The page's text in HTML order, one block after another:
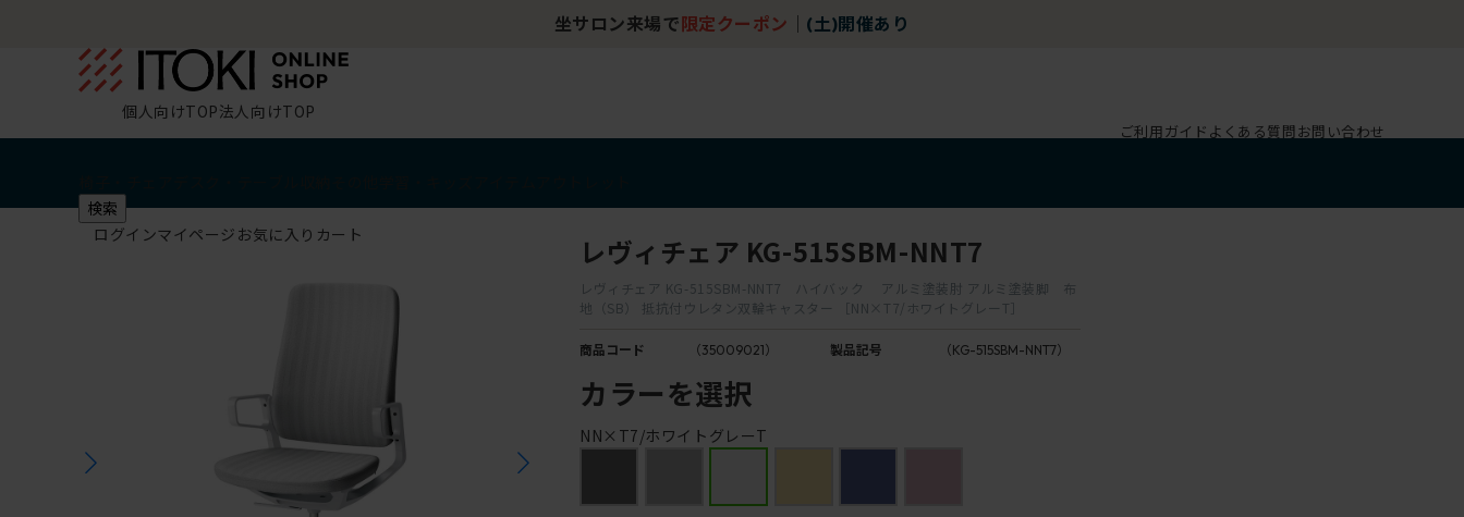
坐サロン来場で 限定クーポン (土)開催あり
個人向けTOP法人向けTOP
ご利用ガイド よくある質問お問い合わせ
検索
ログインマイページ お気に入り カート レヴィチェア KG-515SBM-NNT7
レヴィチェア KG-515SBM-NNT7 ハイバック アルミ塗装肘 アルミ塗装脚 布
地（SB） 抵抗付ウレタン双輪キャスター ［NN×T7/ホワイトグレーT］
商品コード （35009021） 製品記号 （KG-515SBM-NNT7）
カラーを選択
NN×T7/ホワイトグレーT